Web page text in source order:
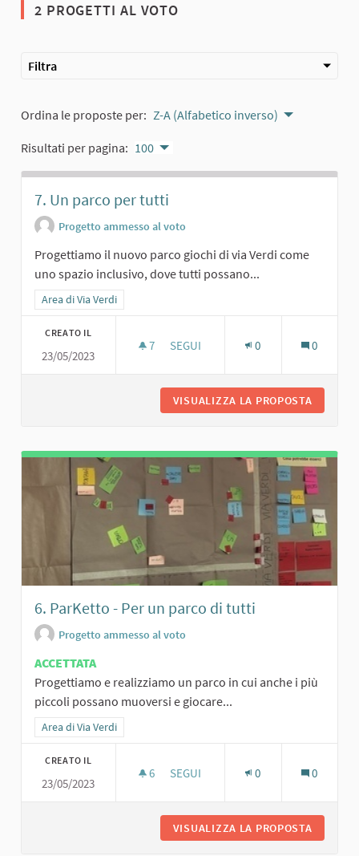
2 PROGETTI AL VOTO
Filtra
Ordina le proposte per: Z-A (Alfabetico inverso)
Risultati per pagina: 100
7. Un parco per tutti
Progetto ammesso al voto
Progettiamo il nuovo parco giochi di via Verdi come
uno spazio inclusivo, dove tutti possano...
Filtra i risultati per categoria: Area di Via Verdi
Area di Via Verdi
CREATO IL
23/05/2023
7 7 SOSTENITORI
SEGUI 0 0
VISUALIZZA LA PROPOSTA
6. ParKetto - Per un parco di tutti
Progetto ammesso al voto
ACCETTATA
Progettiamo e realizziamo un parco in cui anche i più
piccoli possano muoversi e giocare...
Filtra i risultati per categoria: Area di Via Verdi
Area di Via Verdi
CREATO IL
23/05/2023
6 6 SOSTENITORI
SEGUI 0 0
VISUALIZZA LA PROPOSTA